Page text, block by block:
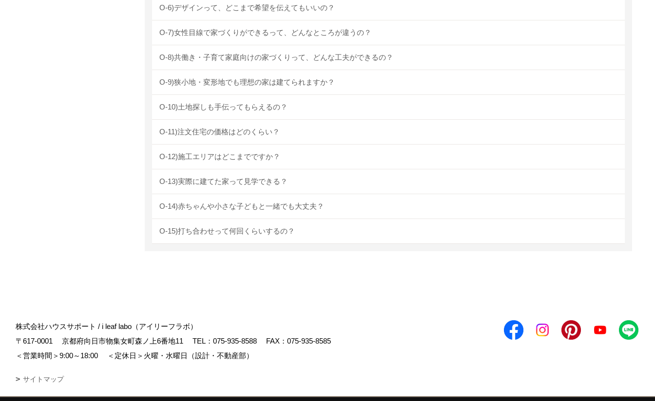
O-6)デザインって、どこまで希望を伝えてもいいの？
O-7)女性目線で家づくりができるって、どんなところが違うの？
O-8)共働き・子育て家庭向けの家づくりって、どんな工夫ができるの？
O-9)狭小地・変形地でも理想の家は建てられますか？
O-10)土地探しも手伝ってもらえるの？
O-11)注文住宅の価格はどのくらい？
O-12)施工エリアはどこまでですか？
O-13)実際に建てた家って見学できる？
O-14)赤ちゃんや小さな子どもと一緒でも大丈夫？
O-15)打ち合わせって何回くらいするの？
株式会社ハウスサポート / i leaf labo（アイリーフラボ）
〒617-0001
京都府向日市物集女町森ノ上6番地11 TEL： 075-935-8588
FAX：075-935-8585
＜営業時間＞9:00～18:00
＜定休日＞火曜・水曜日（設計・不動産部）
サイトマップ